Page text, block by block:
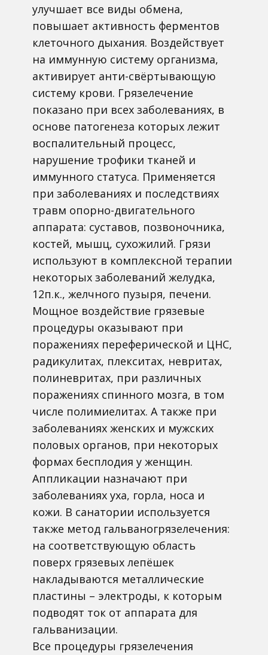
улучшает все виды обмена,
повышает активность ферментов
клеточного дыхания. Воздействует
на иммунную систему организма,
активирует анти-свёртывающую
систему крови. Грязелечение
показано при всех заболеваниях, в
основе патогенеза которых лежит
воспалительный процесс,
нарушение трофики тканей и
иммунного статуса. Применяется
при заболеваниях и последствиях
травм опорно-двигательного
аппарата: суставов, позвоночника,
костей, мышц, сухожилий. Грязи
используют в комплексной терапии
некоторых заболеваний желудка,
12п.к., желчного пузыря, печени.
Мощное воздействие грязевые
процедуры оказывают при
поражениях переферической и ЦНС,
радикулитах, плекситах, невритах,
полиневритах, при различных
поражениях спинного мозга, в том
числе полимиелитах. А также при
заболеваниях женских и мужских
половых органов, при некоторых
формах бесплодия у женщин.
Аппликации назначают при
заболеваниях уха, горла, носа и
кожи. В санатории используется
также метод гальваногрязелечения:
на соответствующую область
поверх грязевых лепёшек
накладываются металлические
пластины – электроды, к которым
подводят ток от аппарата для
гальванизации.
Все процедуры грязелечения